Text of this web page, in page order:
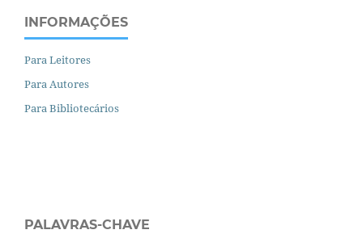
INFORMAÇÕES
Para Leitores
Para Autores
Para Bibliotecários
PALAVRAS-CHAVE